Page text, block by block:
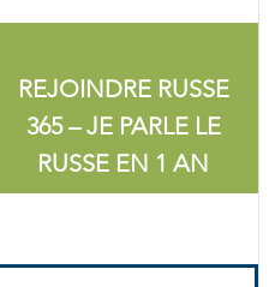
REJOINDRE RUSSE
365 – JE PARLE LE
RUSSE EN 1 AN